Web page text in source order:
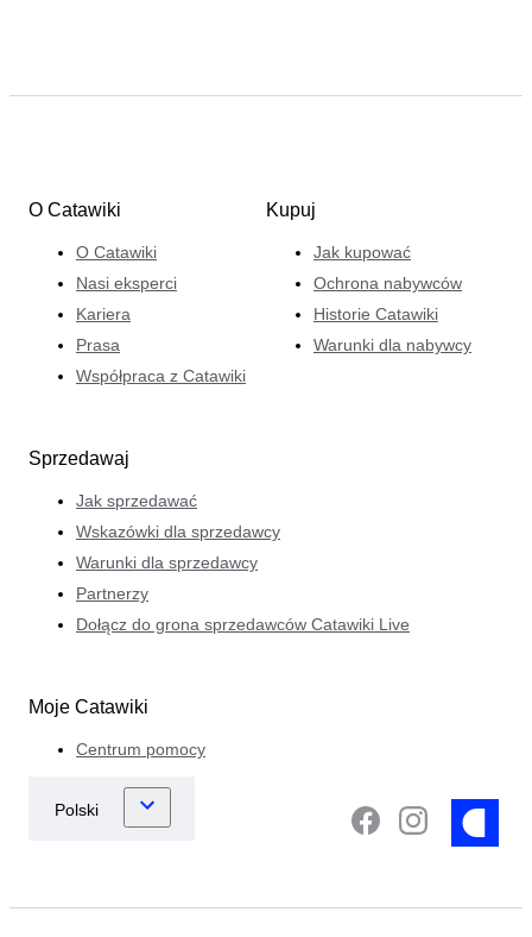
O Catawiki
O Catawiki
Nasi eksperci
Kariera
Prasa
Współpraca z Catawiki
Kupuj
Jak kupować
Ochrona nabywców
Historie Catawiki
Warunki dla nabywcy
Sprzedawaj
Jak sprzedawać
Wskazówki dla sprzedawcy
Warunki dla sprzedawcy
Partnerzy
Dołącz do grona sprzedawców Catawiki Live
Moje Catawiki
Centrum pomocy